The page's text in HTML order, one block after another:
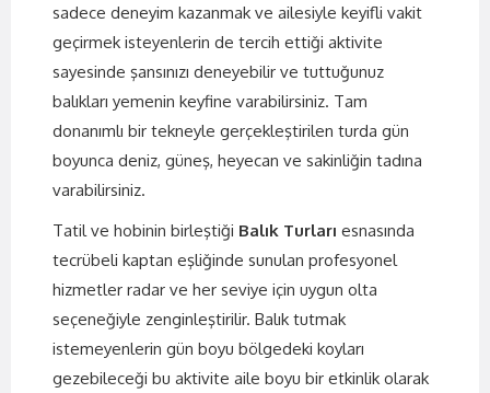
sadece deneyim kazanmak ve ailesiyle keyifli vakit
geçirmek isteyenlerin de tercih ettiği aktivite
sayesinde şansınızı deneyebilir ve tuttuğunuz
balıkları yemenin keyfine varabilirsiniz. Tam
donanımlı bir tekneyle gerçekleştirilen turda gün
boyunca deniz, güneş, heyecan ve sakinliğin tadına
varabilirsiniz.
Tatil ve hobinin birleştiği Balık Turları esnasında
tecrübeli kaptan eşliğinde sunulan profesyonel
hizmetler radar ve her seviye için uygun olta
seçeneğiyle zenginleştirilir. Balık tutmak
istemeyenlerin gün boyu bölgedeki koyları
gezebileceği bu aktivite aile boyu bir etkinlik olarak